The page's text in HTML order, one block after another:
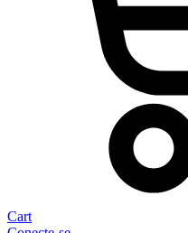
Cart